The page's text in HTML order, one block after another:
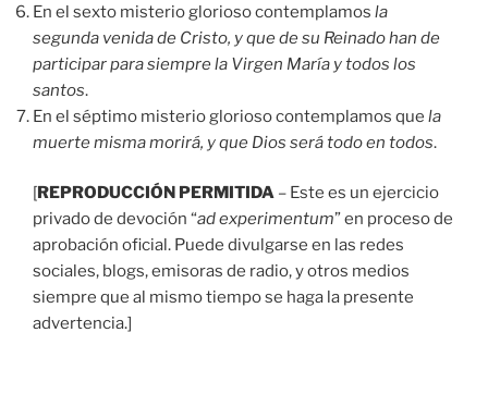
En el sexto misterio glorioso contemplamos la
segunda venida de Cristo, y que de su Reinado han de
participar para siempre la Virgen María y todos los
santos.
En el séptimo misterio glorioso contemplamos que la
muerte misma morirá, y que Dios será todo en todos.
[REPRODUCCIÓN PERMITIDA – Este es un ejercicio
privado de devoción “ad experimentum” en proceso de
aprobación oficial. Puede divulgarse en las redes
sociales, blogs, emisoras de radio, y otros medios
siempre que al mismo tiempo se haga la presente
advertencia.]